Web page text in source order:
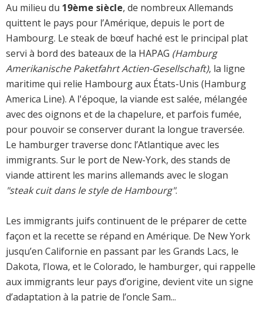
Au milieu du 19ème siècle, de nombreux Allemands
quittent le pays pour l’Amérique, depuis le port de
Hambourg. Le steak de bœuf haché est le principal plat
servi à bord des bateaux de la HAPAG (Hamburg
Amerikanische Paketfahrt Actien-Gesellschaft), la ligne
maritime qui relie Hambourg aux États-Unis (Hamburg
America Line). A l'époque, la viande est salée, mélangée
avec des oignons et de la chapelure, et parfois fumée,
pour pouvoir se conserver durant la longue traversée.
Le hamburger traverse donc l’Atlantique avec les
immigrants. Sur le port de New-York, des stands de
viande attirent les marins allemands avec le slogan
"steak cuit dans le style de Hambourg".
Les immigrants juifs continuent de le préparer de cette
façon et la recette se répand en Amérique. De New York
jusqu’en Californie en passant par les Grands Lacs, le
Dakota, l’Iowa, et le Colorado, le hamburger, qui rappelle
aux immigrants leur pays d’origine, devient vite un signe
d’adaptation à la patrie de l’oncle Sam...